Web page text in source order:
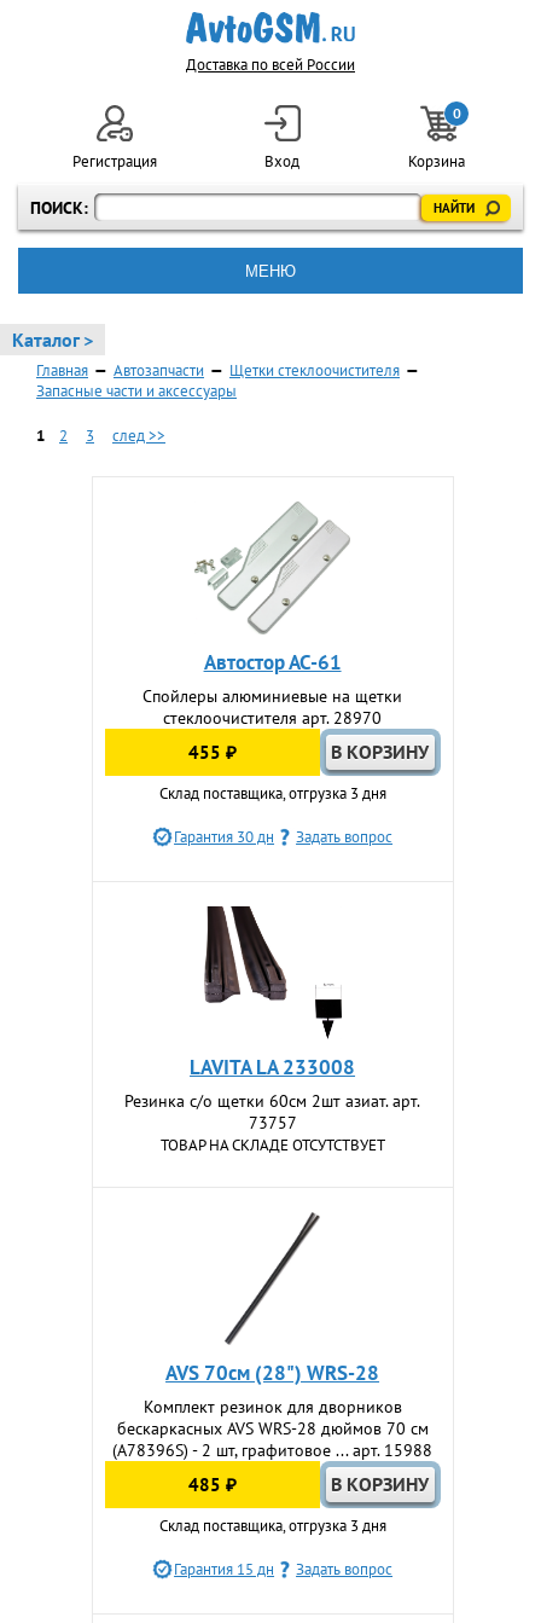
Доставка по всей России
ПОИСК:
Регистрация Вход
0
Корзина
МЕНЮ
Каталог >
Главная — Автозапчасти — Щетки стеклоочистителя —
Запасные части и аксессуары
1 2 3 след >>
Автостор АС-61
Спойлеры алюминиевые на щетки
стеклоочистителя арт. 28970
455 ₽
Склад поставщика, отгрузка 3 дня
Гарантия 30 дн Задать вопрос
LAVITA LA 233008
Резинка с/о щетки 60см 2шт азиат. арт.
73757
ТОВАР НА СКЛАДЕ ОТСУТСТВУЕТ
AVS 70см (28") WRS-28
Комплект резинок для дворников
бескаркасных AVS WRS-28 дюймов 70 см
(A78396S) - 2 шт, графитовое ... арт. 15988
485 ₽
Склад поставщика, отгрузка 3 дня
Гарантия 15 дн Задать вопрос